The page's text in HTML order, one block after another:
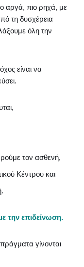
αργά, πιο ρηχά, με
τη δυσχέρεια
όλη την
είναι να
τον ασθενή,
Κέντρου και
την επιδείνωση.
γίνονται